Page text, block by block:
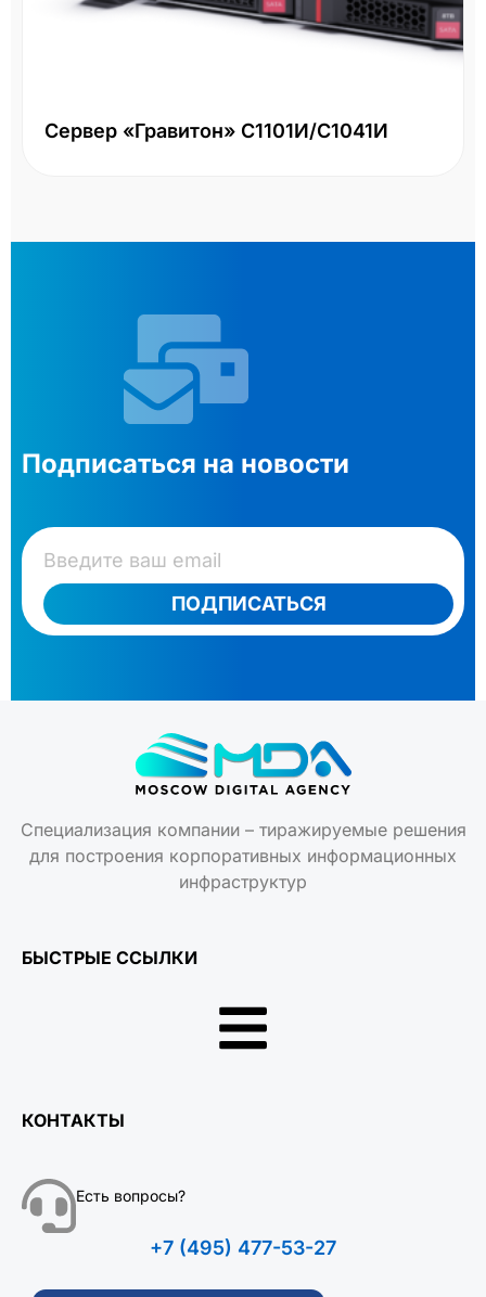
Сервер «Гравитон» С1101И/С1041И
Подписаться на новости
ПОДПИСАТЬСЯ
Специализация компании – тиражируемые решения
для построения корпоративных информационных
инфраструктур
БЫСТРЫЕ ССЫЛКИ
КОНТАКТЫ
Есть вопросы?
+7 (495) 477-53-27